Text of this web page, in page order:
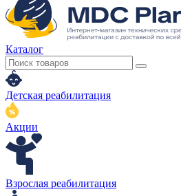
Каталог
Детская реабилитация
Акции
Взрослая реабилитация